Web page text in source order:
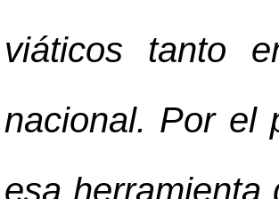
viáticos tanto
nacional. Por el
esa herramienta